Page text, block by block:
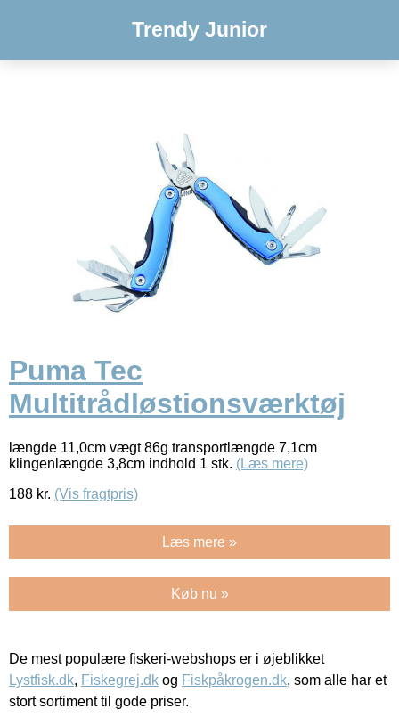
Trendy Junior
Puma Tec
Multitrådløstionsværktøj
længde 11,0cm vægt 86g transportlængde 7,1cm
klingenlængde 3,8cm indhold 1 stk. (Læs mere)
188 kr. (Vis fragtpris)
Læs mere »
Køb nu »
De mest populære fiskeri-webshops er i øjeblikket
Lystfisk.dk, Fiskegrej.dk og Fiskpåkrogen.dk, som alle har et
stort sortiment til gode priser.